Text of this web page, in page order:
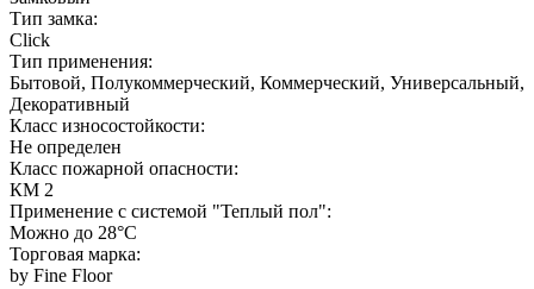
Тип замка:
Click
Тип применения:
Бытовой, Полукоммерческий, Коммерческий, Универсальный,
Декоративный
Класс износостойкости:
Не определен
Класс пожарной опасности:
КМ 2
Применение с системой "Теплый пол":
Можно до 28°С
Торговая марка:
by Fine Floor